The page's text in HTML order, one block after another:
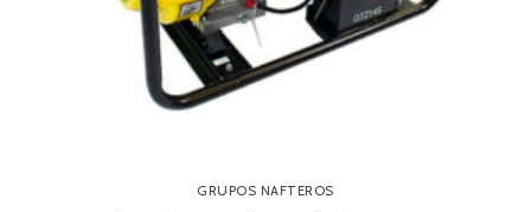
GRUPOS NAFTEROS